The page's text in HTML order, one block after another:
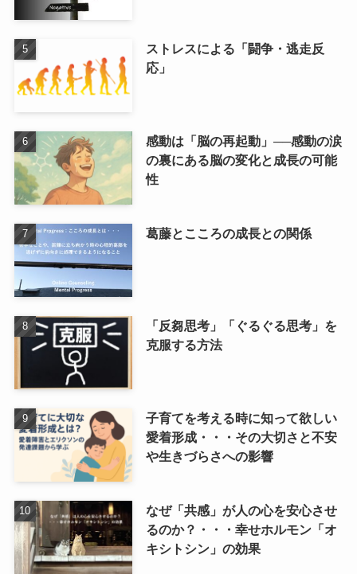
ストレスによる「闘争・逃走反
応」
感動は「脳の再起動」──感動の涙
の裏にある脳の変化と成長の可能
性
葛藤とこころの成長との関係
「反芻思考」「ぐるぐる思考」を
克服する方法
子育てを考える時に知って欲しい
愛着形成・・・その大切さと不安
や生きづらさへの影響
なぜ「共感」が人の心を安心させ
るのか？・・・幸せホルモン「オ
キシトシン」の効果